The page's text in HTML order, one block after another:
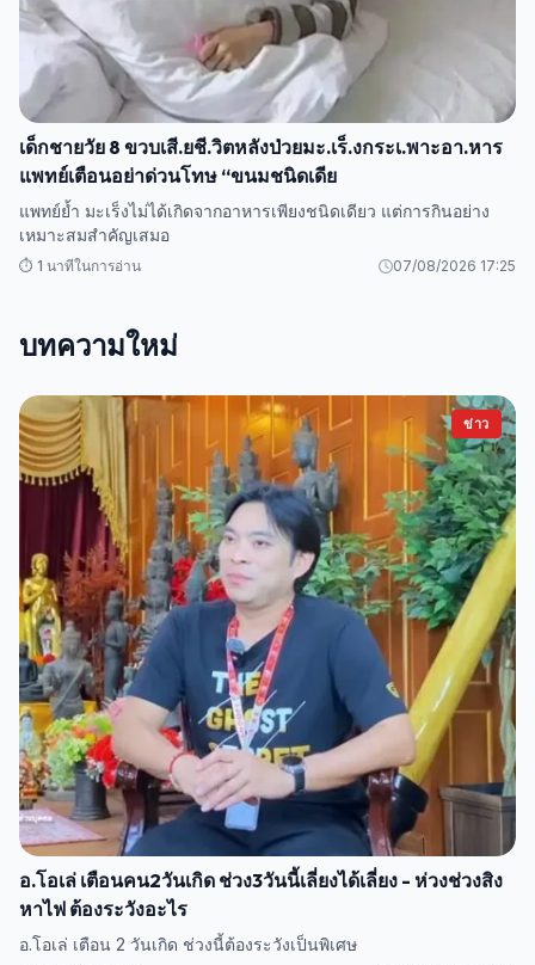
เด็กชายวัย 8 ขวบเสี.ยชี.วิตหลังป่วยมะ.เร็.งกระเ.พาะอา.หาร
แพทย์เตือนอย่าด่วนโทษ “ขนมชนิดเดีย
แพทย์ย้ำ มะเร็งไม่ได้เกิดจากอาหารเพียงชนิดเดียว แต่การกินอย่าง
เหมาะสมสำคัญเสมอ
⏱️ 1 นาทีในการอ่าน 07/08/2026 17:25
บทความใหม่
ข่าว
อ.โอเล่ เตือนคน2วันเกิด ช่วง3วันนี้เลี่ยงได้เลี่ยง - ห่วงช่วงสิง
หาไฟ ต้องระวังอะไร
อ.โอเล่ เตือน 2 วันเกิด ช่วงนี้ต้องระวังเป็นพิเศษ